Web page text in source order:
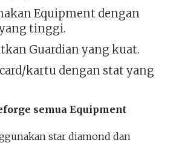
Equipment dengan
tinggi.
Guardian yang kuat.
kartu dengan stat yang
semua Equipment
star diamond dan